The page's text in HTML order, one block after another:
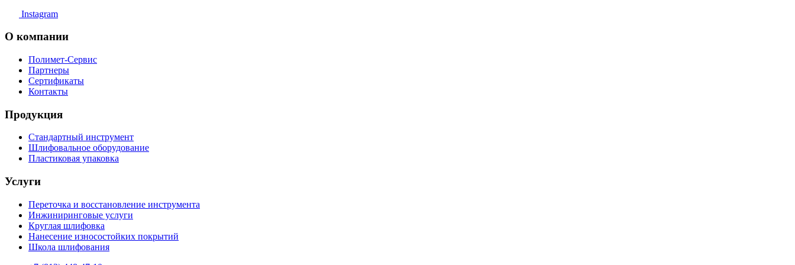
Instagram
О компании
Полимет-Сервис
Партнеры
Сертификаты
Контакты
Продукция
Стандартный инструмент
Шлифовальное оборудование
Пластиковая упаковка
Услуги
Переточка и восстановление инструмента
Инжиниринговые услуги
Круглая шлифовка
Нанесение износостойких покрытий
Школа шлифования